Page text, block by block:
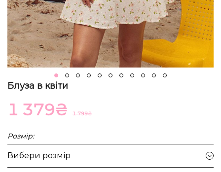
Блуза в квіти
1 799₴
1 379₴
Розмір:
Вибери розмір